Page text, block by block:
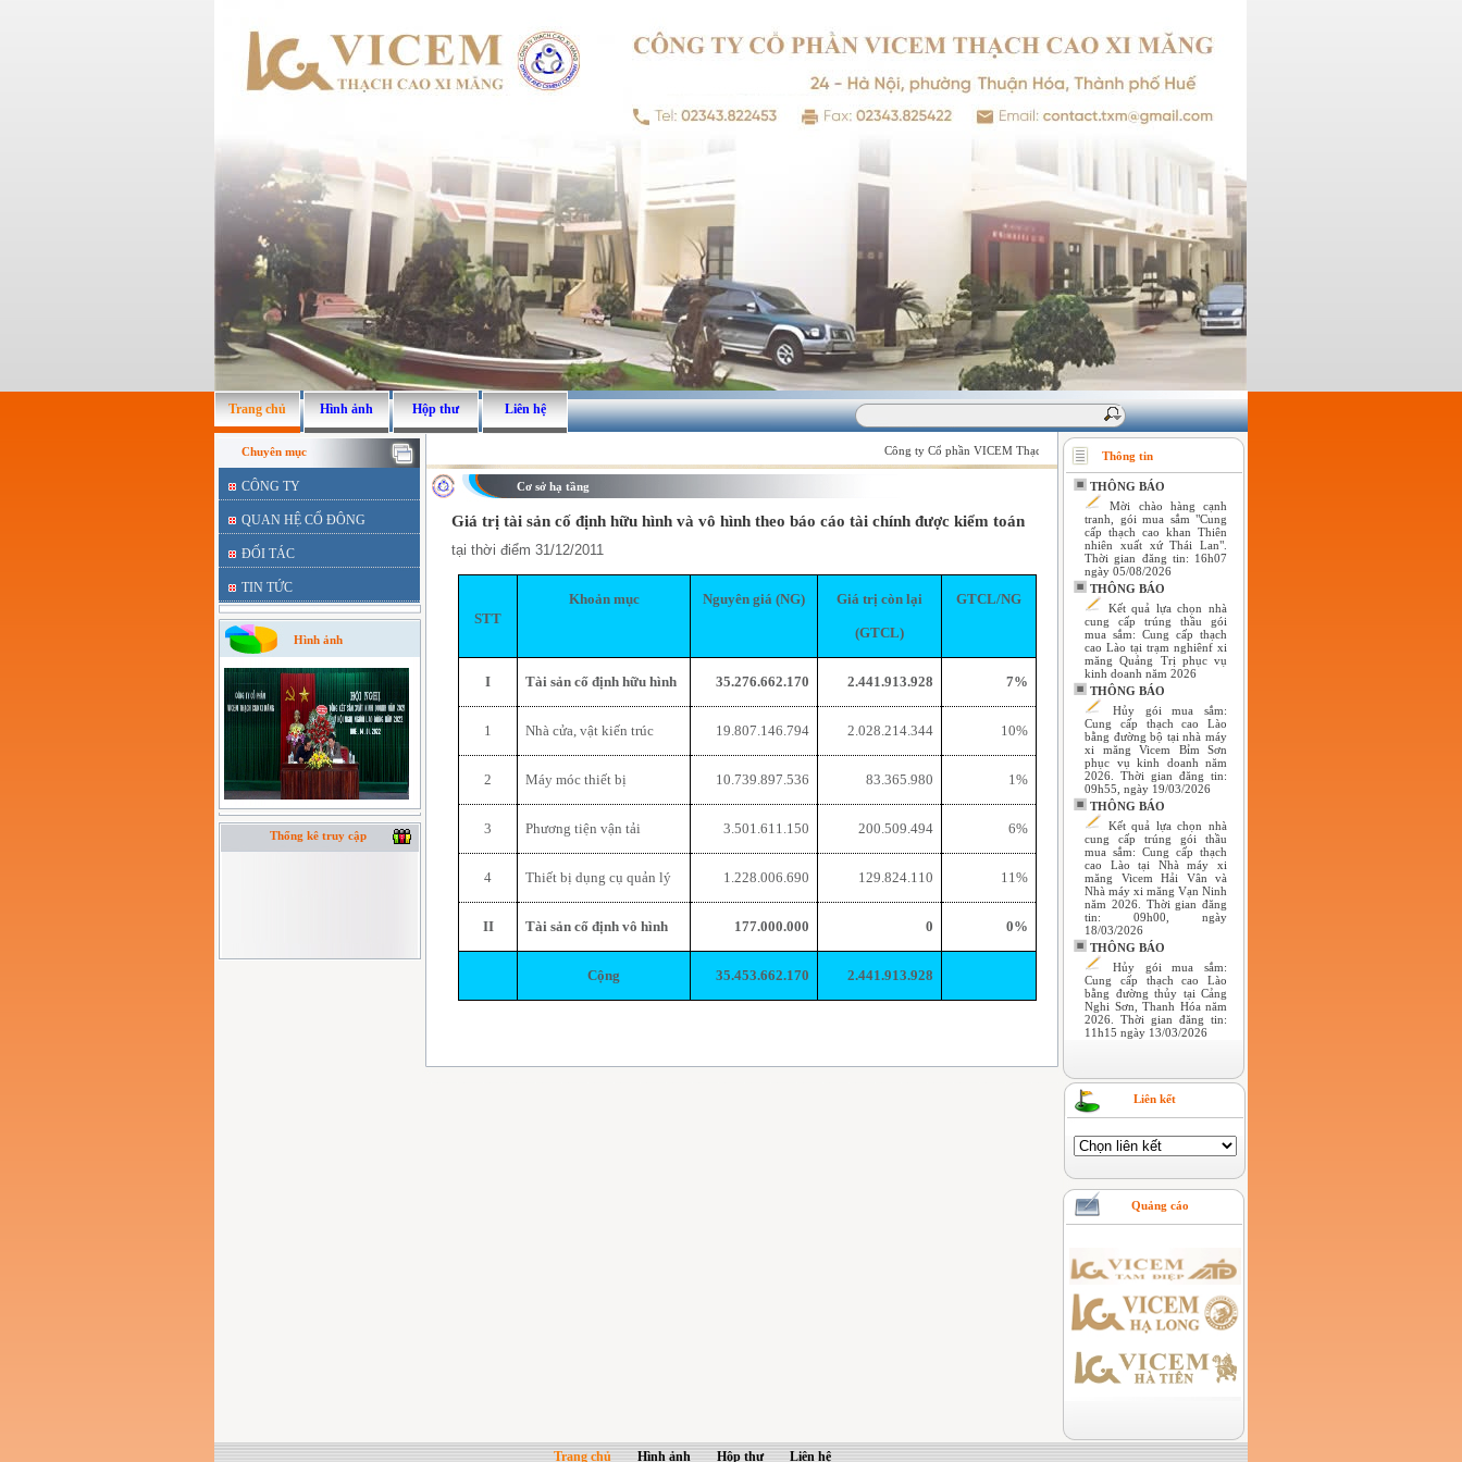
Trang chủ Hình ảnh Hộp thư Liên hệ
Chuyên mục
CÔNG TY
QUAN HỆ CỔ ĐÔNG
ĐỐI TÁC
TIN TỨC
Hình ảnh
Thống kê truy cập
Công ty Cổ phần VICEM Thạch cao Xi măng - Giữ vững niềm tin của khách hàng !
Cơ sở hạ tầng
Giá trị tài sản cố định hữu hình và vô hình theo báo cáo tài chính được kiểm toán
tại thời điểm 31/12/2011
STT
Khoản mục Nguyên giá (NG) Giá trị còn lại
(GTCL)
GTCL/NG
I Tài sản cố định hữu hình 35.276.662.170 2.441.913.928 7%
1 Nhà cửa, vật kiến trúc 19.807.146.794 2.028.214.344 10%
2 Máy móc thiết bị 10.739.897.536 83.365.980 1%
3 Phương tiện vận tải 3.501.611.150 200.509.494 6%
4 Thiết bị dụng cụ quản lý 1.228.006.690 129.824.110 11%
II Tài sản cố định vô hình 177.000.000 0 0%
Cộng 35.453.662.170 2.441.913.928
Thông tin
THÔNG BÁO
Mời chào hàng cạnh
tranh, gói mua sắm "Cung
cấp thạch cao khan Thiên
nhiên xuất xứ Thái Lan".
Thời gian đăng tin: 16h07
ngày 05/08/2026
THÔNG BÁO
Kết quả lựa chọn nhà
cung cấp trúng thầu gói
mua sắm: Cung cấp thạch
cao Lào tại trạm nghiênf xi
măng Quảng Trị phục vụ
kinh doanh năm 2026
THÔNG BÁO
Hủy gói mua sắm:
Cung cấp thạch cao Lào
bằng đường bộ tại nhà máy
xi măng Vicem Bỉm Sơn
phục vụ kinh doanh năm
2026. Thời gian đăng tin:
09h55, ngày 19/03/2026
THÔNG BÁO
Kết quả lựa chọn nhà
cung cấp trúng gói thầu
mua sắm: Cung cấp thạch
cao Lào tại Nhà máy xi
măng Vicem Hải Vân và
Nhà máy xi măng Vạn Ninh
năm 2026. Thời gian đăng
tin: 09h00, ngày
18/03/2026
THÔNG BÁO
Hủy gói mua sắm:
Cung cấp thạch cao Lào
bằng đường thủy tại Cảng
Nghi Sơn, Thanh Hóa năm
2026. Thời gian đăng tin:
11h15 ngày 13/03/2026
Liên kết
Quảng cáo
Trang chủ Hình ảnh Hộp thư Liên hệ